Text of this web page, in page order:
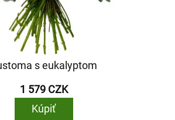
s eukalyptom
1 579 CZK
Kúpiť